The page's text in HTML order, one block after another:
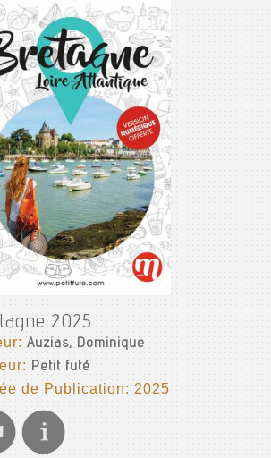
2025
Auzias, Dominique
Petit futé
de Publication: 2025